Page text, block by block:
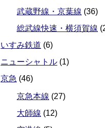
武蔵野線・京葉線 (36)
総武線快速・横須賀線
いすみ鉄道 (6)
ニューシャトル (1)
京急 (46)
京急本線 (27)
大師線 (12)